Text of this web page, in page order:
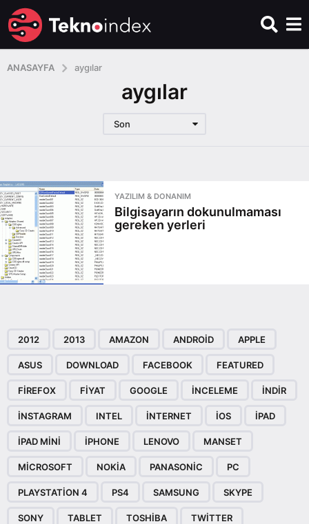
ANASAYFA aygılar
aygılar
Son
YAZILIM & DONANIM
Bilgisayarın dokunulmaması
gereken yerleri
2012 2013 AMAZON ANDROID APPLE
ASUS DOWNLOAD FACEBOOK FEATURED
FIREFOX FIYAT GOOGLE INCELEME INDIR
INSTAGRAM INTEL INTERNET IOS IPAD
IPAD MINI IPHONE LENOVO MANSET
MICROSOFT NOKIA PANASONIC PC
PLAYSTATION 4 PS4 SAMSUNG SKYPE
SONY TABLET TOSHIBA TWITTER